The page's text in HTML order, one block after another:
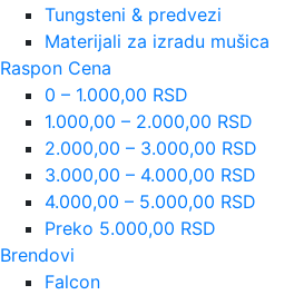
Tungsteni & predvezi
Materijali za izradu mušica
Raspon Cena
0 – 1.000,00 RSD
1.000,00 – 2.000,00 RSD
2.000,00 – 3.000,00 RSD
3.000,00 – 4.000,00 RSD
4.000,00 – 5.000,00 RSD
Preko 5.000,00 RSD
Brendovi
Falcon